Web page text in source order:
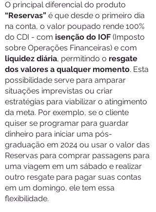
O principal diferencial do produto
“Reservas” é que desde o primeiro dia
na conta, o valor poupado rende 100%
do CDI - com isenção do IOF (Imposto
sobre Operações Financeiras) e com
liquidez diária, permitindo o resgate
dos valores a qualquer momento. Esta
possibilidade serve para amparar
situações imprevistas ou criar
estratégias para viabilizar o atingimento
da meta. Por exemplo, se o cliente
quiser se programar para guardar
dinheiro para iniciar uma pós-
graduação em 2024 ou usar o valor das
Reservas para comprar passagens para
uma viagem em um sábado e realizar
outro resgate para pagar suas contas
em um domingo, ele tem essa
flexibilidade.